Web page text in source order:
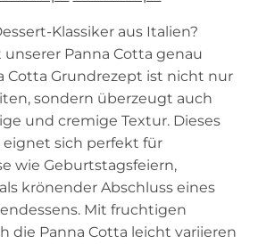
Klassiker aus Italien?
Panna Cotta genau
Cotta Grundrezept ist nicht nur
sondern überzeugt auch
und cremige Textur. Dieses
eignet sich perfekt für
wie Geburtstagsfeiern,
krönender Abschluss eines
Mit fruchtigen
die Panna Cotta leicht variieren